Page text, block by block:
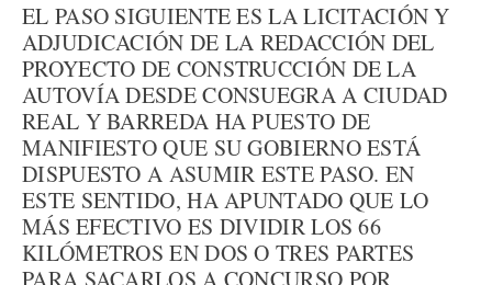
EL PASO SIGUIENTE ES LA LICITACIÓN Y
ADJUDICACIÓN DE LA REDACCIÓN DEL
PROYECTO DE CONSTRUCCIÓN DE LA
AUTOVÍA DESDE CONSUEGRA A CIUDAD
REAL Y BARREDA HA PUESTO DE
MANIFIESTO QUE SU GOBIERNO ESTÁ
DISPUESTO A ASUMIR ESTE PASO. EN
ESTE SENTIDO, HA APUNTADO QUE LO
MÁS EFECTIVO ES DIVIDIR LOS 66
KILÓMETROS EN DOS O TRES PARTES
PARA SACARLOS A CONCURSO POR